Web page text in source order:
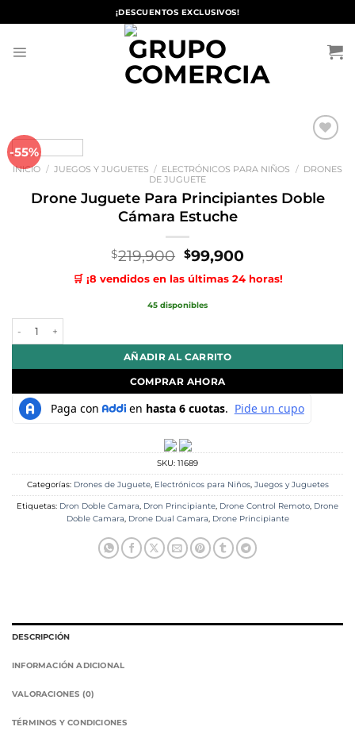
al
¡DESCUENTOS EXCLUSIVOS!
-55%
lista de
INICIO / JUEGOS Y JUGUETES / ELECTRÓNICOS PARA NIÑOS / DRONES
DE JUGUETE
Drone Juguete Para Principiantes Doble
Cámara Estuche
$219,900 El
precio
original
era:
$99,900El
precio
actual
🛒 ¡8 vendidos en las últimas 24 horas!
45 disponibles
AÑADIR AL CARRITO
COMPRAR AHORA
SKU: 11689
Categorías: Drones de Juguete, Electrónicos para Niños, Juegos y Juguetes
Etiquetas: Dron Doble Camara, Dron Principiante, Drone Control Remoto, Drone
Doble Camara, Drone Dual Camara, Drone Principiante
DESCRIPCIÓN
INFORMACIÓN ADICIONAL
VALORACIONES (0)
TÉRMINOS Y CONDICIONES